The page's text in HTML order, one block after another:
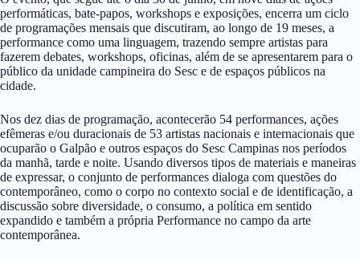
performáticas, bate-papos, workshops e exposições, encerra um ciclo
de programações mensais que discutiram, ao longo de 19 meses, a
performance como uma linguagem, trazendo sempre artistas para
fazerem debates, workshops, oficinas, além de se apresentarem para o
público da unidade campineira do Sesc e de espaços públicos na
cidade.
Nos dez dias de programação, acontecerão 54 performances, ações
efêmeras e/ou duracionais de 53 artistas nacionais e internacionais que
ocuparão o Galpão e outros espaços do Sesc Campinas nos períodos
da manhã, tarde e noite. Usando diversos tipos de materiais e maneiras
de expressar, o conjunto de performances dialoga com questões do
contemporâneo, como o corpo no contexto social e de identificação, a
discussão sobre diversidade, o consumo, a política em sentido
expandido e também a própria Performance no campo da arte
contemporânea.